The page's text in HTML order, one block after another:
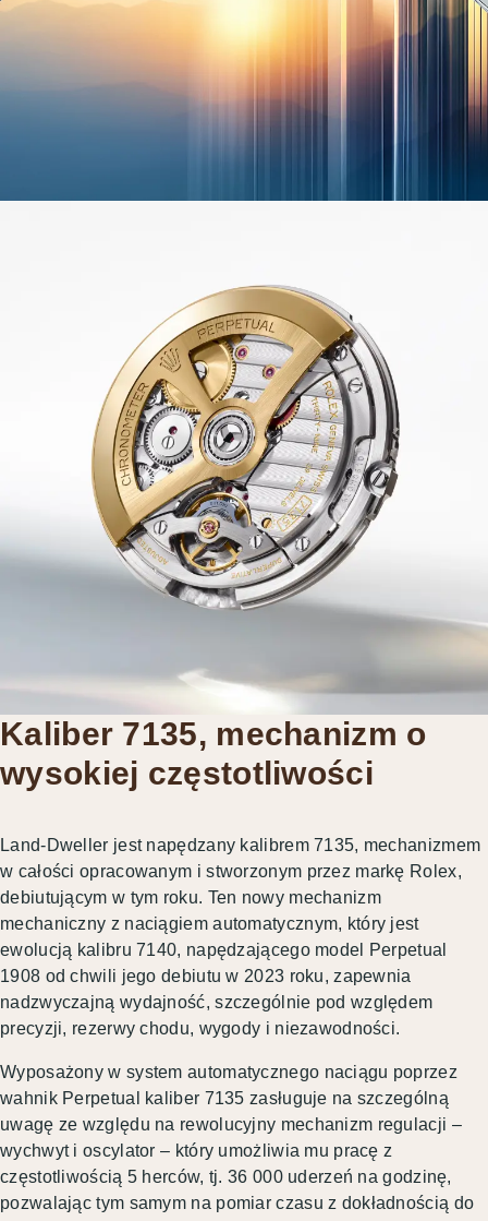
Kaliber 7135, mechanizm o
wysokiej częstotliwości
Land-Dweller jest napędzany kalibrem 7135, mechanizmem
w całości opracowanym i stworzonym przez markę Rolex,
debiutującym w tym roku. Ten nowy mechanizm
mechaniczny z naciągiem automatycznym, który jest
ewolucją kalibru 7140, napędzającego model Perpetual
1908 od chwili jego debiutu w 2023 roku, zapewnia
nadzwyczajną wydajność, szczególnie pod względem
precyzji, rezerwy chodu, wygody i niezawodności.
Wyposażony w system automatycznego naciągu poprzez
wahnik Perpetual kaliber 7135 zasługuje na szczególną
uwagę ze względu na rewolucyjny mechanizm regulacji –
wychwyt i oscylator – który umożliwia mu pracę z
częstotliwością 5 herców, tj. 36 000 uderzeń na godzinę,
pozwalając tym samym na pomiar czasu z dokładnością do